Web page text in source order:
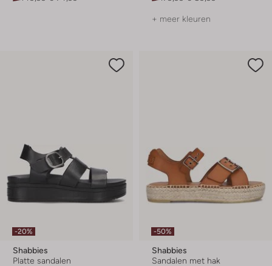
+ meer kleuren
-20%
Shabbies
Platte sandalen
-50%
Shabbies
Sandalen met hak